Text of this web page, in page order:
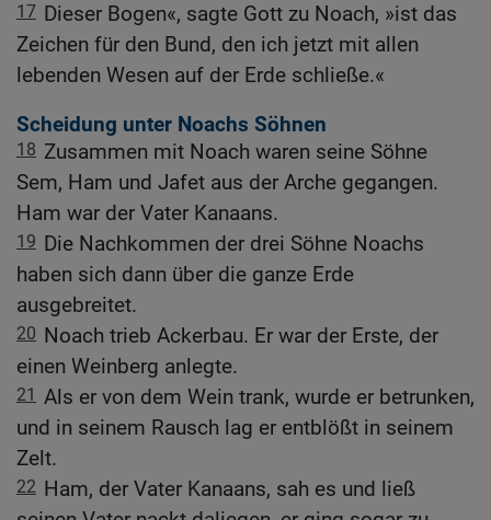
17 Dieser Bogen«, sagte Gott zu Noach, »ist das
Zeichen für den Bund, den ich jetzt mit allen
lebenden Wesen auf der Erde schließe.«
Scheidung unter Noachs Söhnen
18 Zusammen mit Noach waren seine Söhne
Sem, Ham und Jafet aus der Arche gegangen.
Ham war der Vater Kanaans.
19 Die Nachkommen der drei Söhne Noachs
haben sich dann über die ganze Erde
ausgebreitet.
20 Noach trieb Ackerbau. Er war der Erste, der
einen Weinberg anlegte.
21 Als er von dem Wein trank, wurde er betrunken,
und in seinem Rausch lag er entblößt in seinem
Zelt.
22 Ham, der Vater Kanaans, sah es und ließ